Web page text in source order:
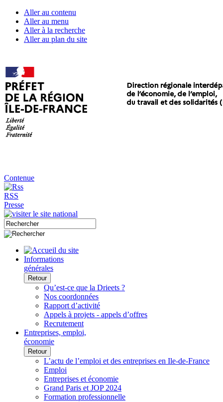
Aller au contenu
Aller au menu
Aller à la recherche
Aller au plan du site
Contenue
RSS
Presse
Informations
générales
Retour
Qu’est-ce que la Drieets ?
Nos coordonnées
Rapport d’activité
Appels à projets - appels d’offres
Recrutement
Entreprises, emploi,
économie
Retour
L’actu de l’emploi et des entreprises en Ile-de-France
Emploi
Entreprises et économie
Grand Paris et JOP 2024
Formation professionnelle